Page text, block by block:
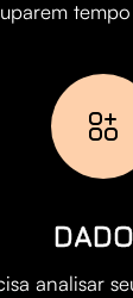
analisar